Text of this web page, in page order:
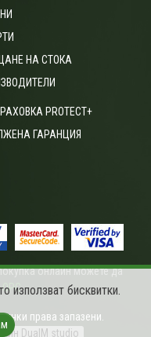
НА СТОКА
PROTECT+
ГАРАНЦИЯ
онлайн можете да
ОРС.
права запазени.
DualM studio
използват бисквитки.